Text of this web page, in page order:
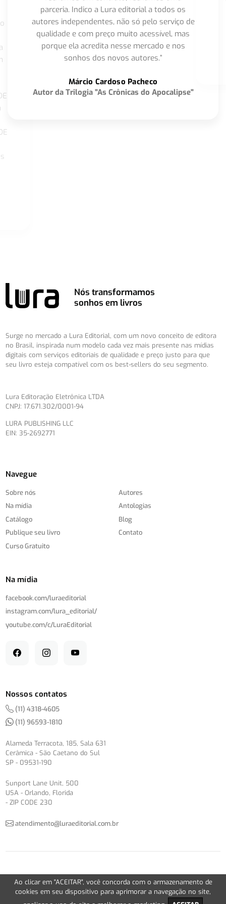
parceria. Indico a Lura editorial a todos os
autores independentes, não só pelo serviço de
qualidade e com preço muito acessível, mas
porque ela acredita nesse mercado e nos
sonhos dos novos autores.”
Márcio Cardoso Pacheco
Autor da Trilogia "As Crônicas do Apocalipse"
Nós transformamos
sonhos em livros
Surge no mercado a Lura Editorial, com um novo conceito de editora
no Brasil, inspirada num modelo cada vez mais presente nas mídias
digitais com serviços editoriais de qualidade e preço justo para que
seu livro esteja compatível com os best-sellers do seu segmento.
Lura Editoração Eletrônica LTDA
CNPJ: 17.671.302/0001-94
LURA PUBLISHING LLC
EIN: 35-2692771
Navegue
Sobre nós
Na mídia
Catálogo
Publique seu livro
Curso Gratuito
Autores
Antologias
Blog
Contato
Na mídia
facebook.com/luraeditorial
instagram.com/lura_editorial/
youtube.com/c/LuraEditorial
Nossos contatos
(11) 4318-4605
(11) 96593-1810
Alameda Terracota, 185, Sala 631
Cerâmica - São Caetano do Sul
SP - 09531-190
Sunport Lane Unit, 500
USA - Orlando, Florida
- ZIP CODE 230
atendimento@luraeditorial.com.br
© Copyright 2012-2026 -Política de Privacidade
Version 2.5.1
Ao clicar em "ACEITAR", você concorda com o armazenamento de
cookies em seu dispositivo para aprimorar a navegação no site,